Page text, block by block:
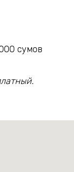
сумов